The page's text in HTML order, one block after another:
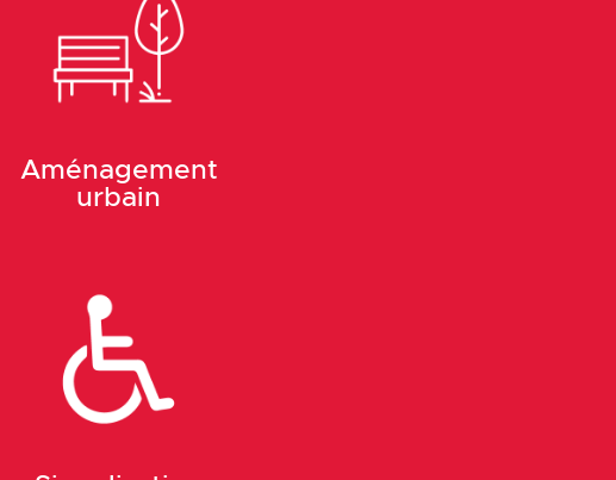
Aménagement
urbain